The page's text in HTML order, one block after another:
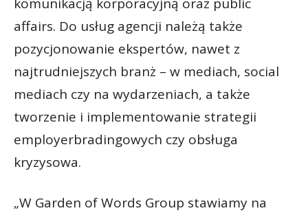
affairs. Do usług agencji należą także
pozycjonowanie ekspertów, nawet z
najtrudniejszych branż – w mediach, social
mediach czy na wydarzeniach, a także
tworzenie i implementowanie strategii
employerbradingowych czy obsługa
kryzysowa.
„W Garden of Words Group stawiamy na